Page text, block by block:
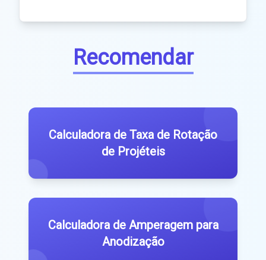
Recomendar
Calculadora de Taxa de Rotação
de Projéteis
Calculadora de Amperagem para
Anodização